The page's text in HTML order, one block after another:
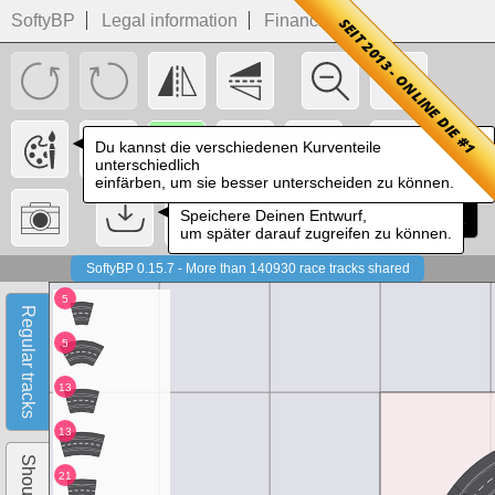
SoftyBP Legal information Financials
SoftyBP 0.15.7 - More than 140930 race tracks shared
Regular tracks
5
5
13
13
21
Speichere Deinen Entwurf,
um später darauf zugreifen zu können.
Du kannst die verschiedenen Kurventeile
unterschiedlich
einfärben, um sie besser unterscheiden zu können.